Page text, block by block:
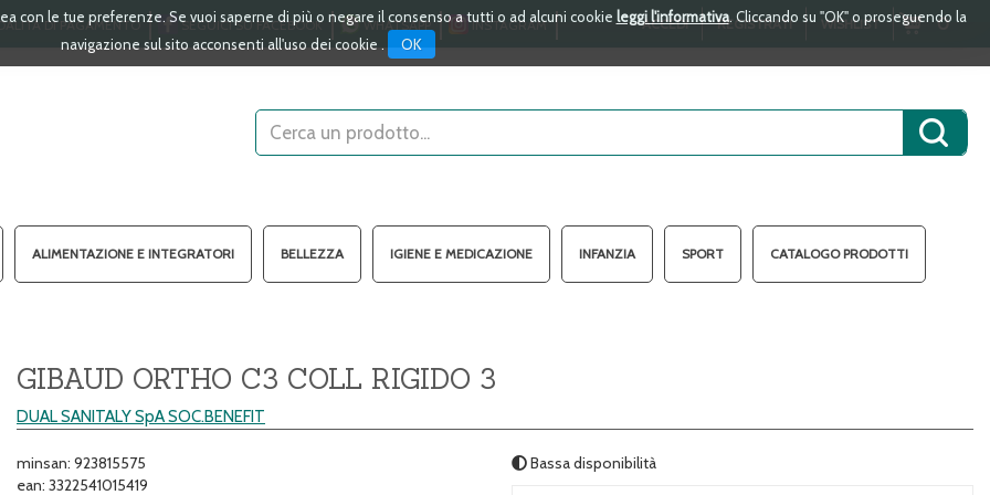
con le tue preferenze. Se vuoi saperne di più o negare il consenso a tutti o ad alcuni cookie leggi l'informativa. Cliccando su "OK" o proseguendo la
navigazione sul sito acconsenti all'uso dei cookie .
OK
DI PAGAMENTO SEGUICI SU FACEBOOK WHATSAPP INSTAGRAM ACCEDI REGISTRATI WISHLIST 0
ARTICOLI
INSERITI
Cerca
Prodotto
Cerca
ALIMENTAZIONE E INTEGRATORI BELLEZZA IGIENE E MEDICAZIONE INFANZIA SPORT CATALOGO PRODOTTI
GIBAUD ORTHO C3 COLL RIGIDO 3
DUAL SANITALY SpA SOC.BENEFIT
minsan: 923815575
ean: 3322541015419
Bassa disponibilità